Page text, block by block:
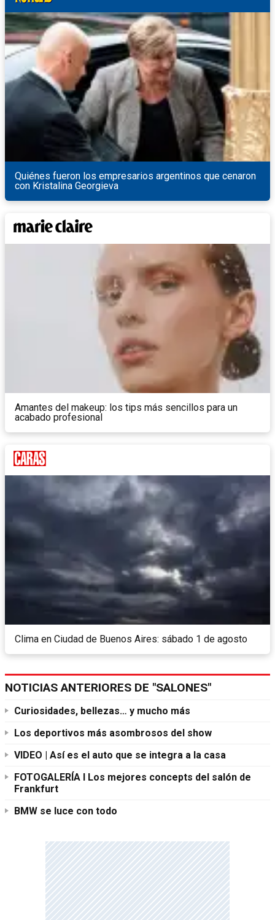
Quiénes fueron los empresarios argentinos que cenaron
con Kristalina Georgieva
Amantes del makeup: los tips más sencillos para un
acabado profesional
Clima en Ciudad de Buenos Aires: sábado 1 de agosto
NOTICIAS ANTERIORES DE "SALONES"
Curiosidades, bellezas… y mucho más
Los deportivos más asombrosos del show
VIDEO | Así es el auto que se integra a la casa
FOTOGALERÍA l Los mejores concepts del salón de
Frankfurt
BMW se luce con todo